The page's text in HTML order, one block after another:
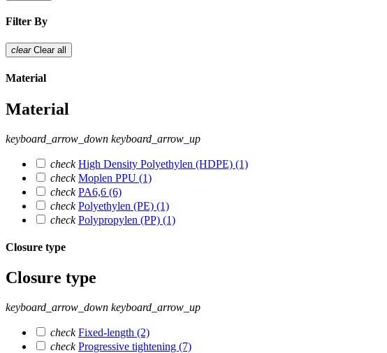
Filter By
clear Clear all
Material
Material
keyboard_arrow_down keyboard_arrow_up
check High Density Polyethylen (HDPE) (1)
check Moplen PPU (1)
check PA6,6 (6)
check Polyethylen (PE) (1)
check Polypropylen (PP) (1)
Closure type
Closure type
keyboard_arrow_down keyboard_arrow_up
check Fixed-length (2)
check Progressive tightening (7)